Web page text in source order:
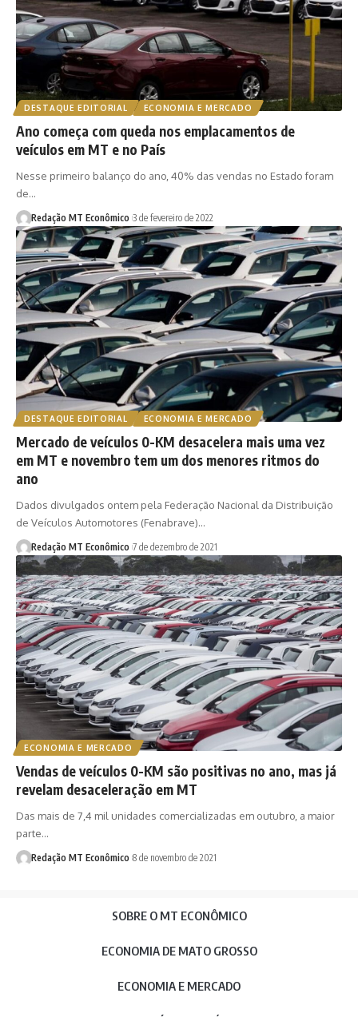
DESTAQUE EDITORIAL ECONOMIA E MERCADO
Ano começa com queda nos emplacamentos de
veículos em MT e no País
Nesse primeiro balanço do ano, 40% das vendas no Estado foram
de…
Redação MT Econômico 3 de fevereiro de 2022
DESTAQUE EDITORIAL ECONOMIA E MERCADO
Mercado de veículos 0-KM desacelera mais uma vez
em MT e novembro tem um dos menores ritmos do
ano
Dados divulgados ontem pela Federação Nacional da Distribuição
de Veículos Automotores (Fenabrave)…
Redação MT Econômico 7 de dezembro de 2021
ECONOMIA E MERCADO
Vendas de veículos 0-KM são positivas no ano, mas já
revelam desaceleração em MT
Das mais de 7,4 mil unidades comercializadas em outubro, a maior
parte…
Redação MT Econômico 8 de novembro de 2021
SOBRE O MT ECONÔMICO
ECONOMIA DE MATO GROSSO
ECONOMIA E MERCADO